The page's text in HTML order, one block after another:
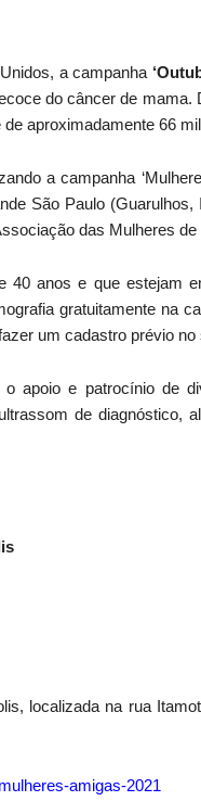
a campanha
do câncer de
aproximadamente 66
a campanha
São Paulo
das Mulheres de
anos e que estejam
gratuitamente na
um cadastro prévio no
apoio e patrocínio de
de diagnóstico,
localizada na rua
mulheres-amigas-2021